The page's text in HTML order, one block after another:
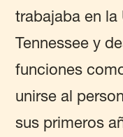
trabajaba en
Tennessee y
funciones
unirse al
sus primeros